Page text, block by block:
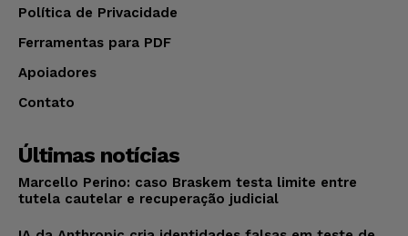
Política de Privacidade
Ferramentas para PDF
Apoiadores
Contato
Últimas notícias
Marcello Perino: caso Braskem testa limite entre
tutela cautelar e recuperação judicial